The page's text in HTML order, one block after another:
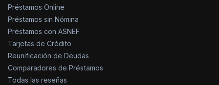
Préstamos Online
Préstamos sin Nómina
Préstamos con ASNEF
Tarjetas de Crédito
Reunificación de Deudas
Comparadores de Préstamos
Todas las reseñas